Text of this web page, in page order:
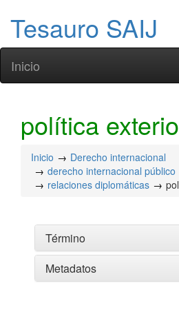
Tesauro SAIJ
Inicio
política
Inicio
Derecho internacional
derecho internacional público
relaciones diplomáticas
Término
Metadatos